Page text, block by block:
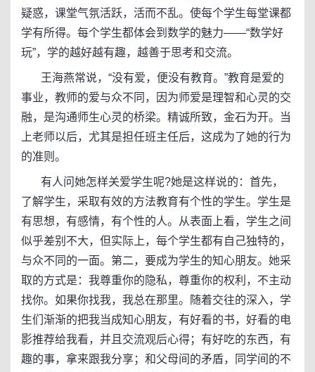
疑惑，课堂气氛活跃，活而不乱。使每个学生每堂课都
学有所得。每个学生都体会到数学的魅力——“数学好
玩”，学的越好越有趣，越善于思考和交流。
王海燕常说，“没有爱，便没有教育。”教育是爱的
事业，教师的爱与众不同，因为师爱是理智和心灵的交
融，是沟通师生心灵的桥梁。精诚所致，金石为开。当
上老师以后，尤其是担任班主任后，这成为了她的行为
的准则。
有人问她怎样关爱学生呢?她是这样说的：首先，
了解学生，采取有效的方法教育有个性的学生。学生是
有思想，有感情，有个性的人。从表面上看，学生之间
似乎差别不大，但实际上，每个学生都有自己独特的，
与众不同的一面。第二，要成为学生的知心朋友。她采
取的方式是：我尊重你的隐私，尊重你的权利，不主动
找你。如果你找我，我总在那里。随着交往的深入，学
生们渐渐的把我当成知心朋友，有好看的书，好看的电
影推荐给我看，并且交流观后心得；有好吃的东西，有
趣的事，拿来跟我分享；和父母间的矛盾，同学间的不